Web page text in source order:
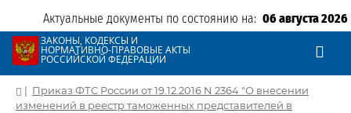
Актуальные документы по состоянию на: 06 августа 2026
ЗАКОНЫ, КОДЕКСЫ И
НОРМАТИВНО-ПРАВОВЫЕ АКТЫ
РОССИЙСКОЙ ФЕДЕРАЦИИ
| Приказ ФТС России от 19.12.2016 N 2364 "О внесении
изменений в реестр таможенных представителей в